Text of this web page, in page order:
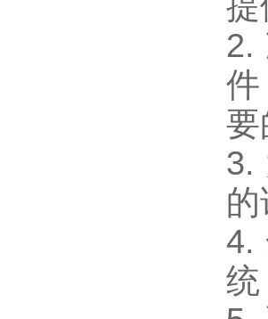
2.
要
3.
4.
统